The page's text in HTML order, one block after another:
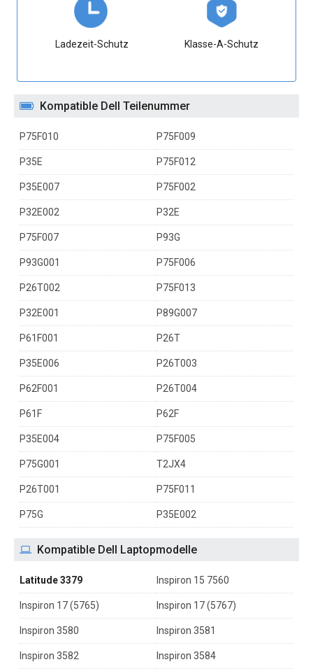
Ladezeit-Schutz Klasse-A-Schutz
Kompatible Dell Teilenummer
P75F010 P75F009
P35E P75F012
P35E007 P75F002
P32E002 P32E
P75F007 P93G
P93G001 P75F006
P26T002 P75F013
P32E001 P89G007
P61F001 P26T
P35E006 P26T003
P62F001 P26T004
P61F P62F
P35E004 P75F005
P75G001 T2JX4
P26T001 P75F011
P75G P35E002
Kompatible Dell Laptopmodelle
Latitude 3379 Inspiron 15 7560
Inspiron 17 (5765) Inspiron 17 (5767)
Inspiron 3580 Inspiron 3581
Inspiron 3582 Inspiron 3584